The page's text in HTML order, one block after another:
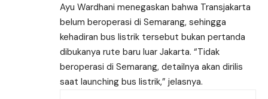
Ayu Wardhani menegaskan bahwa Transjakarta
belum beroperasi di Semarang, sehingga
kehadiran bus listrik tersebut bukan pertanda
dibukanya rute baru luar Jakarta. “Tidak
beroperasi di Semarang, detailnya akan dirilis
saat launching bus listrik,” jelasnya.